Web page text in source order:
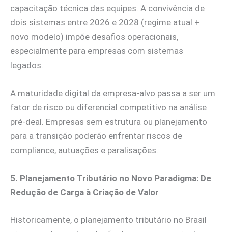
capacitação técnica das equipes. A convivência de
dois sistemas entre 2026 e 2028 (regime atual +
novo modelo) impõe desafios operacionais,
especialmente para empresas com sistemas
legados.
A maturidade digital da empresa-alvo passa a ser um
fator de risco ou diferencial competitivo na análise
pré-deal. Empresas sem estrutura ou planejamento
para a transição poderão enfrentar riscos de
compliance, autuações e paralisações.
5. Planejamento Tributário no Novo Paradigma: De
Redução de Carga à Criação de Valor
Historicamente, o planejamento tributário no Brasil